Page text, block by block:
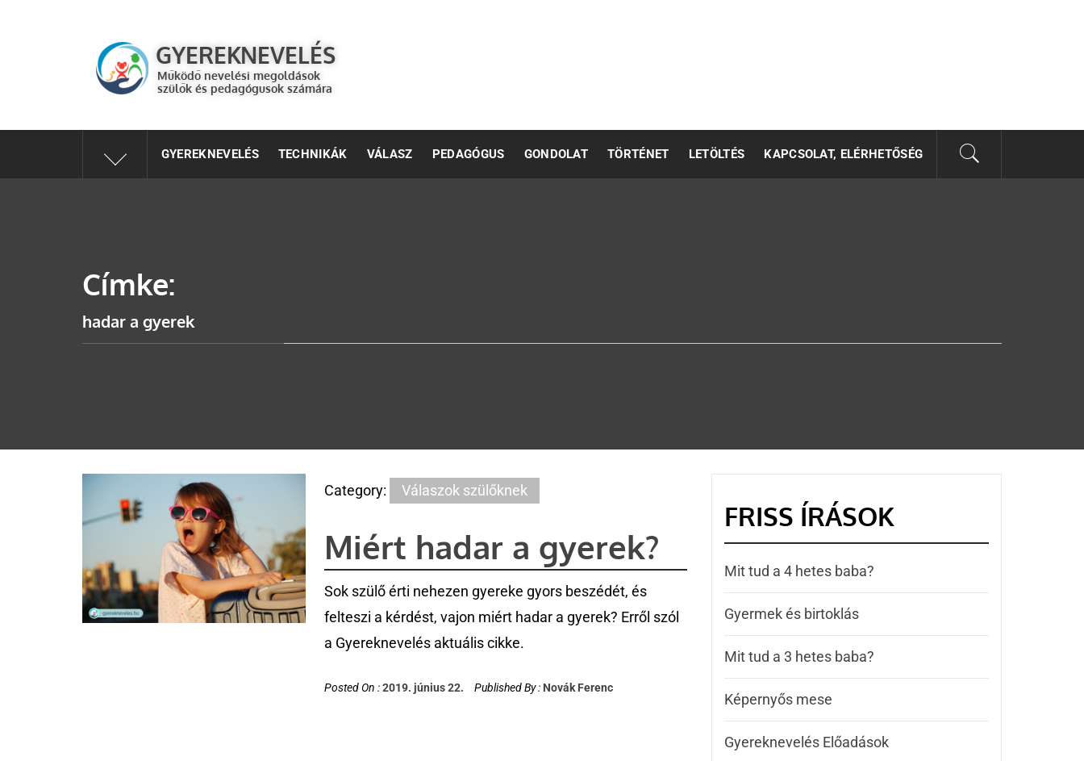
GYEREKNEVELÉS
GYEREKNEVELÉS
Működő nevelési megoldások
szülők és pedagógusok számára
GYEREKNEVELÉS TECHNIKÁK VÁLASZ PEDAGÓGUS GONDOLAT TÖRTÉNET LETÖLTÉS KAPCSOLAT, ELÉRHETŐSÉG
Címke:
hadar a gyerek
Category: Válaszok szülőknek
Miért hadar a gyerek?
Sok szülő érti nehezen gyereke gyors beszédét, és
felteszi a kérdést, vajon miért hadar a gyerek? Erről szól
a Gyereknevelés aktuális cikke.
Posted On :2019. június 22. Published By : Novák Ferenc
FRISS ÍRÁSOK
Mit tud a 4 hetes baba?
Gyermek és birtoklás
Mit tud a 3 hetes baba?
Képernyős mese
Gyereknevelés Előadások